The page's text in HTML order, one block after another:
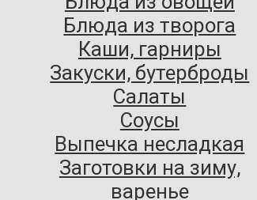
Блюда из творога
Каши, гарниры
Закуски, бутерброды
Салаты
Соусы
Выпечка несладкая
Заготовки на зиму,
варенье